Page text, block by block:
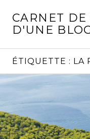
contenu
CARNET DE
D'UNE
ÉTIQUETTE : LA